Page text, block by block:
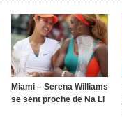
Miami – Serena Williams
se sent proche de Na Li